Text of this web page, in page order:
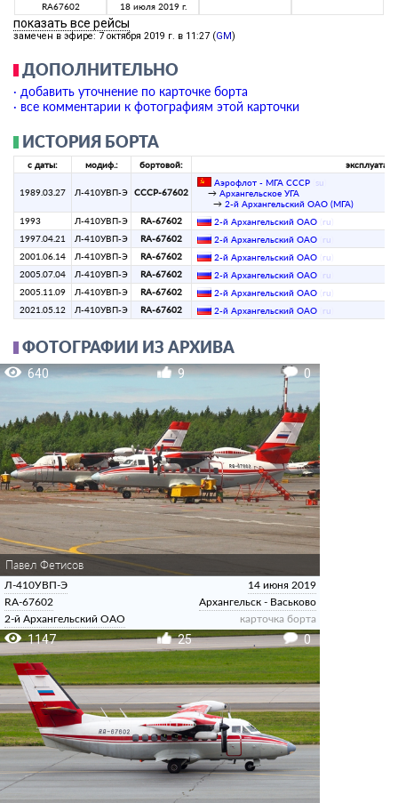
RA67602
18 июля 2019 г.
показать все рейсы
замечен в эфире: 7 октября 2019 г. в 11:27 (GM)
ДОПОЛНИТЕЛЬНО
· добавить уточнение по карточке борта
· все комментарии к фотографиям этой карточки
ИСТОРИЯ БОРТА
с даты: модиф.: бортовой:
1989.03.27 Л-410УВП-Э СССР-67602
Аэрофлот - МГА СССР su
→ Архангельское УГА
→ 2-й Архангельский ОАО (МГА)
1993
Л-410УВП-Э RA-67602 2-й Архангельский ОАО ru
1997.04.21
Л-410УВП-Э RA-67602 2-й Архангельский ОАО ru
2001.06.14
Л-410УВП-Э RA-67602 2-й Архангельский ОАО ru
2005.07.04
Л-410УВП-Э RA-67602 2-й Архангельский ОАО ru
2005.11.09
Л-410УВП-Э RA-67602 2-й Архангельский ОАО ru
2021.05.12
Л-410УВП-Э RA-67602 2-й Архангельский ОАО ru
ФОТОГРАФИИ ИЗ АРХИВА
640 9 0
Павел Фетисов
Л-410УВП-Э
RA-67602
2-й Архангельский ОАО
14 июня 2019
Архангельск - Васьково
карточка борта
1147 25 0